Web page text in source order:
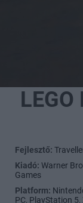
Fejlesztő:
Kiadó: Warner
Games
Platform:
PC, PlayStation 5,